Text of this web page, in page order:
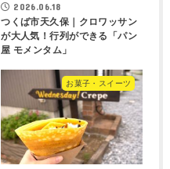
2026.06.18
つくば市天久保｜クロワッサン
が大人気！行列ができる「パン
屋 モメンタム」
お菓子・スイーツ